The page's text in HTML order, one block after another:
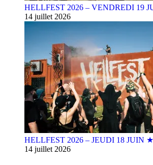
HELLFEST 2026 – VENDREDI 19
14 juillet 2026
HELLFEST 2026 – JEUDI 18 JUIN
14 juillet 2026